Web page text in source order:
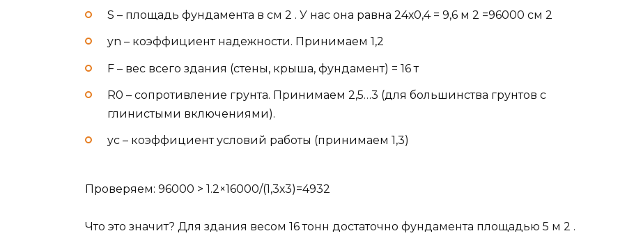
S – площадь фундамента в см 2 . У нас она равна 24х0,4 = 9,6 м 2 =96000 см 2
yn – коэффициент надежности. Принимаем 1,2
F – вес всего здания (стены, крыша, фундамент) = 16 т
R0 – сопротивление грунта. Принимаем 2,5…3 (для большинства грунтов с
глинистыми включениями).
yc – коэффициент условий работы (принимаем 1,3)
Проверяем: 96000 > 1.2×16000/(1,3х3)=4932
Что это значит? Для здания весом 16 тонн достаточно фундамента площадью 5 м 2 .